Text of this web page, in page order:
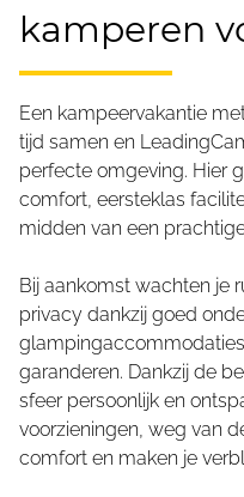
kamperen
Een kampeervakantie
tijd samen en
perfecte omgeving. Hier
comfort, eersteklas
midden van een
Bij aankomst wachten je
privacy dankzij goed
garanderen. Dankzij de
sfeer persoonlijk en
voorzieningen, weg van
comfort en maken je